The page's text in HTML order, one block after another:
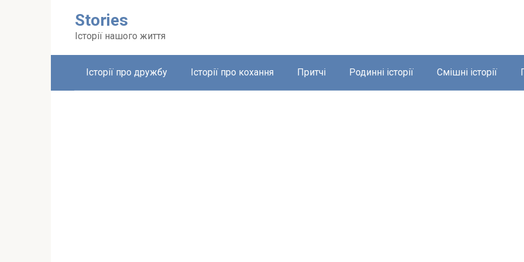
Stories
Історії нашого життя
Історії про дружбу Історії про кохання Притчі Родинні історії Смішні історії